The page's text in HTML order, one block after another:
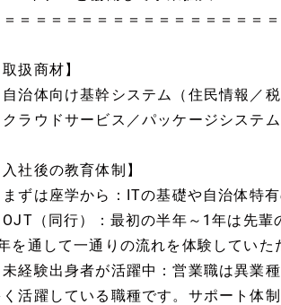
＝＝＝＝＝＝＝＝＝＝＝＝＝＝＝＝
扱商材】
治体向け基幹システム（住民情報／税
ラウドサービス／パッケージシステム
社後の教育体制】
ずは座学から：ITの基礎や自治体特有
（同行）：最初の半年～1年は先輩
を通して一通りの流れを体験していた
経験出身者が活躍中：営業職は異業
活躍している職種です。サポート体制